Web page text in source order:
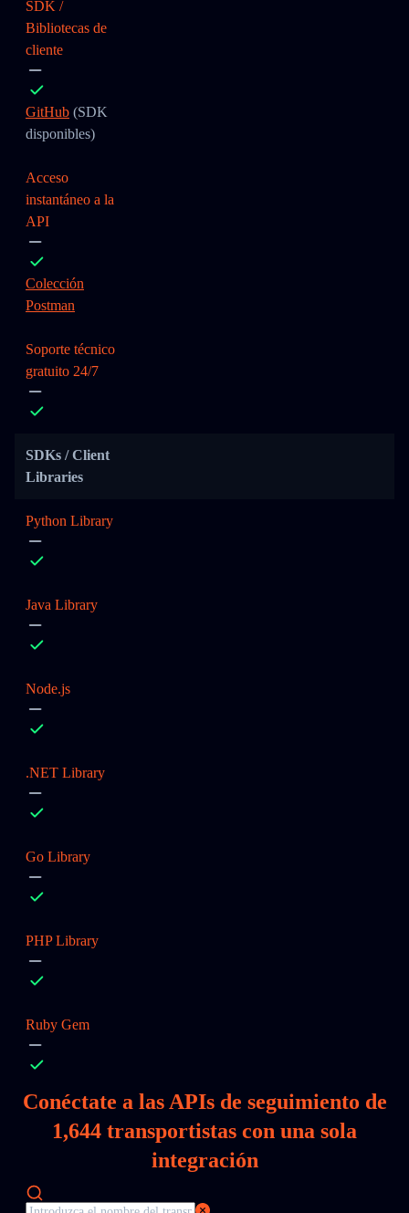
SDK /
Bibliotecas de
cliente
GitHub (SDK
disponibles)
Acceso
instantáneo a la
API
Colección
Postman
Soporte técnico
gratuito 24/7
SDKs / Client
Libraries
Python Library
Java Library
Node.js
.NET Library
Go Library
PHP Library
Ruby Gem
Conéctate a las APIs de seguimiento de
1,644 transportistas con una sola
integración